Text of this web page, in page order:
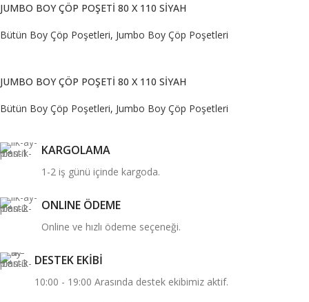
JUMBO BOY ÇÖP POŞETİ 80 X 110 SİYAH
Bütün Boy Çöp Poşetleri, Jumbo Boy Çöp Poşetleri
JUMBO BOY ÇÖP POŞETİ 80 X 110 SİYAH
Bütün Boy Çöp Poşetleri, Jumbo Boy Çöp Poşetleri
KARGOLAMA
1-2 iş günü içinde kargoda.
ONLINE ÖDEME
Online ve hızlı ödeme seçeneği.
DESTEK EKİBİ
10:00 - 19:00 Arasında destek ekibimiz aktif.